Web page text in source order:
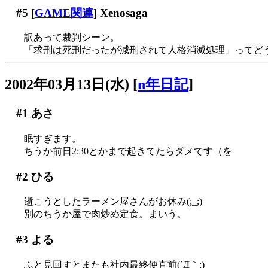
#5 [GAME関連] Xenosaga
訳あって裁判シーン。
「求刑は死刑だったが減刑されて人格消滅処理」ってど
2002年03月13日(水) [n年日記]
#1 あさ
眠すぎます。
ちうか前日2:30とかまで起きてたらダメです（を
#2 ひる
逝こうとしたラーメン屋さんがお休み(;_;)
別のちうか屋で肉炒め定食。まいう。
#3 よる
ふと見回すとまたも社内最終便直前(´Д｀;)